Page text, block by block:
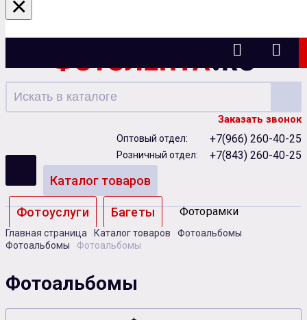
Казань
Заказать звонок
Оптовый отдел: +7(966) 260-40-25
Розничный отдел: +7(843) 260-40-25
Каталог товаров
Фотоуслуги Багеты Фоторамки
Чернила
Главная страница Каталог товаров
Фотоальбомы
Фотоальбомы
Фотоальбомы
Фотоальбомы
×